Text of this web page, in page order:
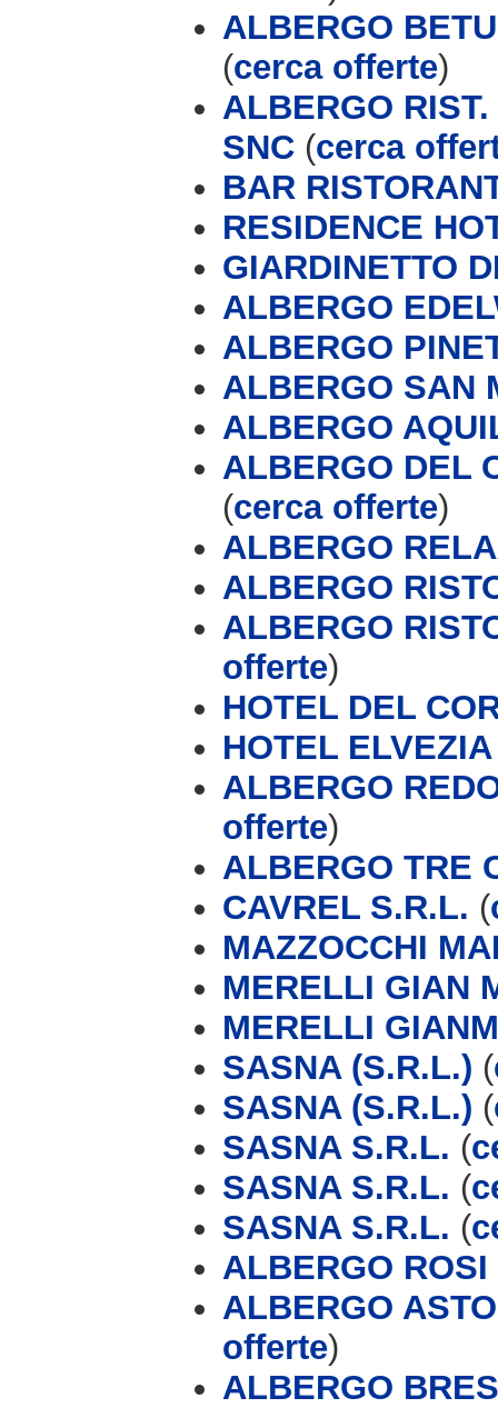
ALBERGO
(cerca offerte)
ALBERGO
SNC (cerca
BAR
RESIDENCE
GIARDINETTO
ALBERGO
ALBERGO
ALBERGO SAN
ALBERGO
ALBERGO DEL
(cerca offerte)
ALBERGO
ALBERGO
ALBERGO
offerte)
HOTEL DEL
HOTEL
ALBERGO
offerte)
ALBERGO TRE
CAVREL S.R.L. (
MAZZOCCHI
MERELLI GIAN
MERELLI
SASNA (S.R.L.) (
SASNA (S.R.L.) (
SASNA S.R.L. (
SASNA S.R.L. (
SASNA S.R.L. (
ALBERGO ROSI
ALBERGO
offerte)
ALBERGO